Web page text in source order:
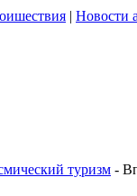
| Новости
туризм -